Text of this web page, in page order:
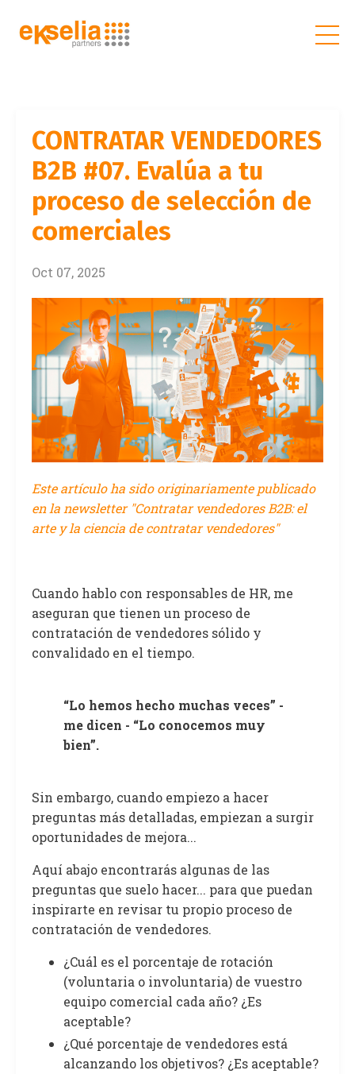
CONTRATAR VENDEDORES
B2B #07. Evalúa a tu
proceso de selección de
comerciales
Oct 07, 2025
Este artículo ha sido originariamente publicado
en la newsletter "Contratar vendedores B2B: el
arte y la ciencia de contratar vendedores"
Cuando hablo con responsables de HR, me
aseguran que tienen un proceso de
contratación de vendedores sólido y
convalidado en el tiempo.
“Lo hemos hecho muchas veces” -
me dicen - “Lo conocemos muy
bien”.
Sin embargo, cuando empiezo a hacer
preguntas más detalladas, empiezan a surgir
oportunidades de mejora...
Aquí abajo encontrarás algunas de las
preguntas que suelo hacer... para que puedan
inspirarte en revisar tu propio proceso de
contratación de vendedores.
¿Cuál es el porcentaje de rotación
(voluntaria o involuntaria) de vuestro
equipo comercial cada año? ¿Es
aceptable?
¿Qué porcentaje de vendedores está
alcanzando los objetivos? ¿Es aceptable?